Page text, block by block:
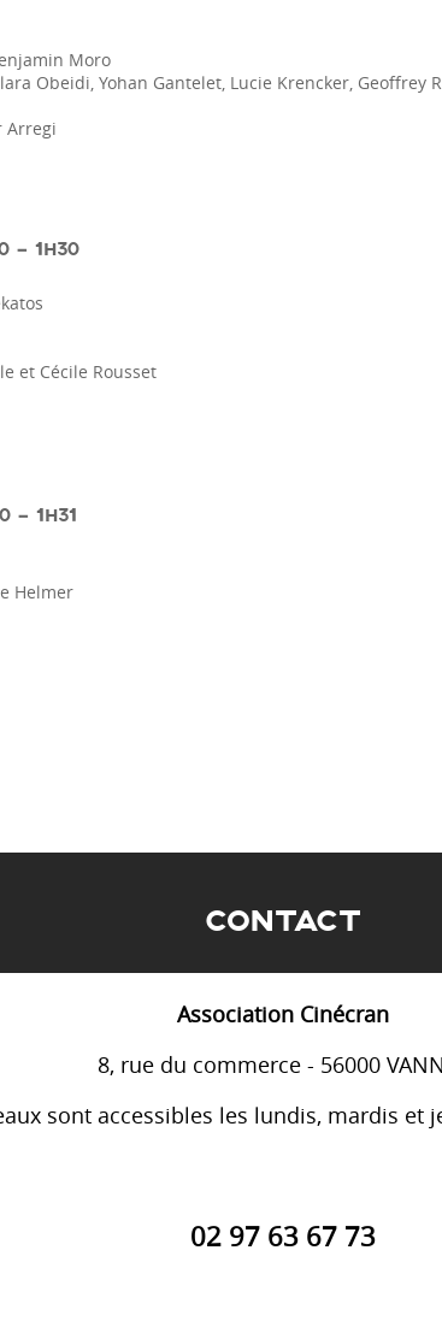
Moro
Obeidi, Yohan Gantelet, Lucie Krencker, Geoffrey
Arregi
– 1H30
et Cécile Rousset
– 1H31
Helmer
CONTACT
Association Cinécran
8, rue du commerce - 56000
sont accessibles les lundis, mardis et
02 97 63 67 73